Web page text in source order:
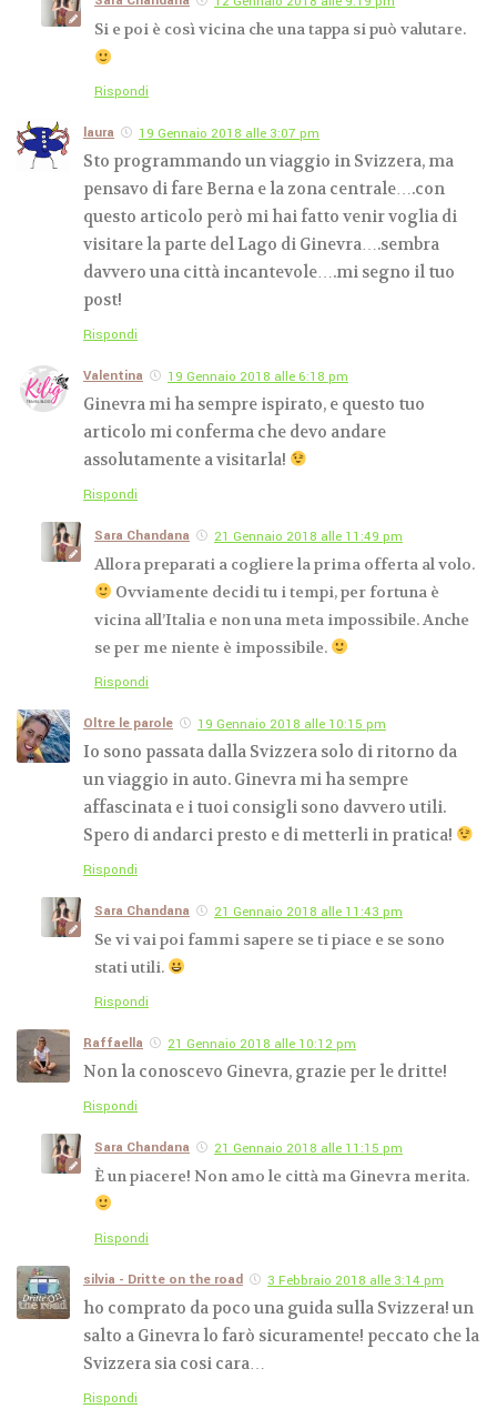
Si e poi è così vicina che una tappa si può valutare.
Rispondi
laura 19 Gennaio 2018 alle 3:07 pm
Sto programmando un viaggio in Svizzera, ma
pensavo di fare Berna e la zona centrale….con
questo articolo però mi hai fatto venir voglia di
visitare la parte del Lago di Ginevra….sembra
davvero una città incantevole….mi segno il tuo
post!
Rispondi
Valentina 19 Gennaio 2018 alle 6:18 pm
Ginevra mi ha sempre ispirato, e questo tuo
articolo mi conferma che devo andare
assolutamente a visitarla!
Rispondi
Sara Chandana 21 Gennaio 2018 alle 11:49 pm
Allora preparati a cogliere la prima offerta al volo.
Ovviamente decidi tu i tempi, per fortuna è
vicina all’Italia e non una meta impossibile. Anche
se per me niente è impossibile.
Rispondi
Oltre le parole 19 Gennaio 2018 alle 10:15 pm
Io sono passata dalla Svizzera solo di ritorno da
un viaggio in auto. Ginevra mi ha sempre
affascinata e i tuoi consigli sono davvero utili.
Spero di andarci presto e di metterli in pratica!
Rispondi
Sara Chandana 21 Gennaio 2018 alle 11:43 pm
Se vi vai poi fammi sapere se ti piace e se sono
stati utili.
Rispondi
Raffaella 21 Gennaio 2018 alle 10:12 pm
Non la conoscevo Ginevra, grazie per le dritte!
Rispondi
Sara Chandana 21 Gennaio 2018 alle 11:15 pm
È un piacere! Non amo le città ma Ginevra merita.
Rispondi
silvia - Dritte on the road 3 Febbraio 2018 alle 3:14 pm
ho comprato da poco una guida sulla Svizzera! un
salto a Ginevra lo farò sicuramente! peccato che la
Svizzera sia cosi cara…
Rispondi